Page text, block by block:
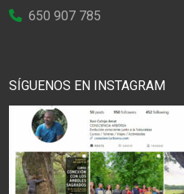
650 907 785
SÍGUENOS EN INSTAGRAM